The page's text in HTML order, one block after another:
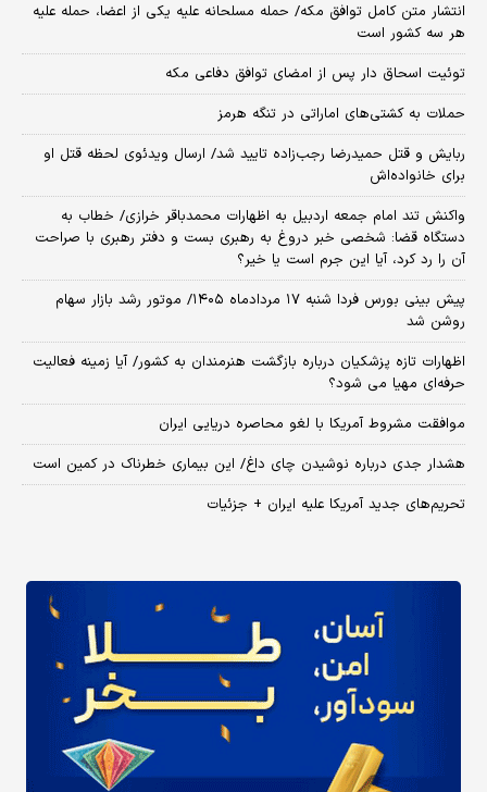
انتشار متن کامل توافق مکه/ حمله مسلحانه علیه یکی از اعضا، حمله علیه
هر سه کشور است
توئیت اسحاق دار پس از امضای توافق دفاعی مکه
حملات به کشتی‌های اماراتی در تنگه هرمز
ربایش و قتل حمیدرضا رجب‌زاده تایید شد/ ارسال ویدئوی لحظه قتل او
برای خانواده‌اش
واکنش تند امام جمعه اردبیل به اظهارات محمدباقر خرازی/ خطاب به
دستگاه قضا: شخصی خبر دروغ به رهبری بست و دفتر رهبری با صراحت
آن را رد کرد، آیا این جرم است یا خیر؟
پیش بینی بورس فردا شنبه ۱۷ مردادماه ۱۴۰۵/ موتور رشد بازار سهام
روشن شد
اظهارات تازه پزشکیان درباره بازگشت هنرمندان به کشور/ آیا زمینه فعالیت
حرفه‌ای مهیا می شود؟
موافقت مشروط آمریکا با لغو محاصره دریایی ایران
هشدار جدی درباره نوشیدن چای داغ/ این بیماری خطرناک در کمین است
تحریم‌های جدید آمریکا علیه ایران + جزئیات